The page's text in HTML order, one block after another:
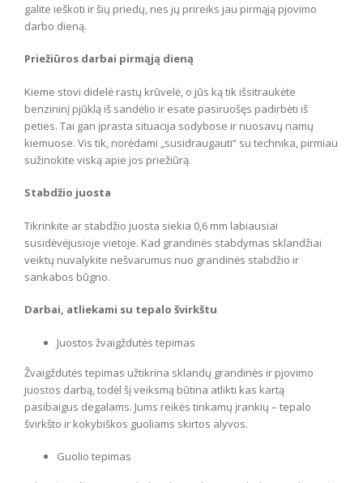
galite ieškoti ir šių priedų, nes jų prireiks jau pirmąją pjovimo
darbo dieną.
Priežiūros darbai pirmąją dieną
Kieme stovi didelė rastų krūvelė, o jūs ką tik išsitraukėte
benzininį pjūklą iš sandėlio ir esate pasiruošęs padirbėti iš
peties. Tai gan įprasta situacija sodybose ir nuosavų namų
kiemuose. Vis tik, norėdami „susidraugauti“ su technika, pirmiau
sužinokite viską apie jos priežiūrą.
Stabdžio juosta
Tikrinkite ar stabdžio juosta siekia 0,6 mm labiausiai
susidėvėjusioje vietoje. Kad grandinės stabdymas sklandžiai
veiktų nuvalykite nešvarumus nuo grandinės stabdžio ir
sankabos būgno.
Darbai, atliekami su tepalo švirkštu
Juostos žvaigždutės tepimas
Žvaigždutės tepimas užtikrina sklandų grandinės ir pjovimo
juostos darbą, todėl šį veiksmą būtina atlikti kas kartą
pasibaigus degalams. Jums reikės tinkamų įrankių – tepalo
švirkšto ir kokybiškos guoliams skirtos alyvos.
Guolio tepimas